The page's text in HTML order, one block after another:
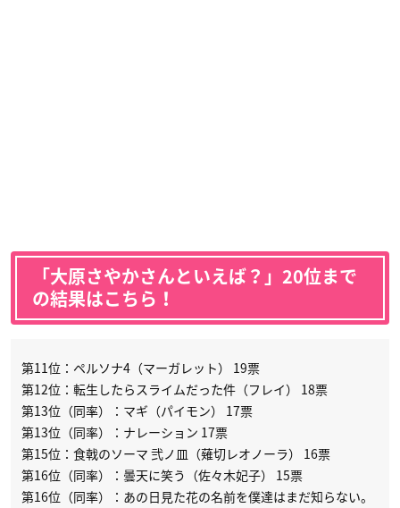
「大原さやかさんといえば？」20位まで
の結果はこちら！
第11位：ペルソナ4（マーガレット） 19票
第12位：転生したらスライムだった件（フレイ） 18票
第13位（同率）：マギ（パイモン） 17票
第13位（同率）：ナレーション 17票
第15位：食戟のソーマ 弐ノ皿（薙切レオノーラ） 16票
第16位（同率）：曇天に笑う（佐々木妃子） 15票
第16位（同率）：あの日見た花の名前を僕達はまだ知らない。